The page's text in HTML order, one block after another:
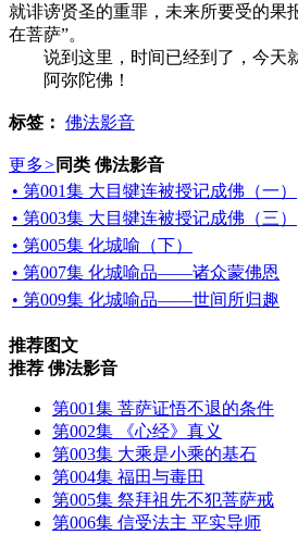
就诽谤贤圣的重罪，未来所要受的果
在菩萨”。
说到这里，时间已经到了，今天就
阿弥陀佛！
标签： 佛法影音
更多> 同类 佛法影音
• 第001集 大目犍连被授记成佛（一）
• 第003集 大目犍连被授记成佛（三）
• 第005集 化城喻（下）
• 第007集 化城喻品——诸众蒙佛恩
• 第009集 化城喻品——世间所归趣
推荐图文
推荐 佛法影音
第001集 菩萨证悟不退的条件
第002集 《心经》真义
第003集 大乘是小乘的基石
第004集 福田与毒田
第005集 祭拜祖先不犯菩萨戒
第006集 信受法主 平实导师